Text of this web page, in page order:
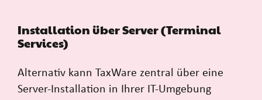
Installation über Server (Terminal
Services)
Alternativ kann TaxWare zentral über eine
Server-Installation in Ihrer IT-Umgebung